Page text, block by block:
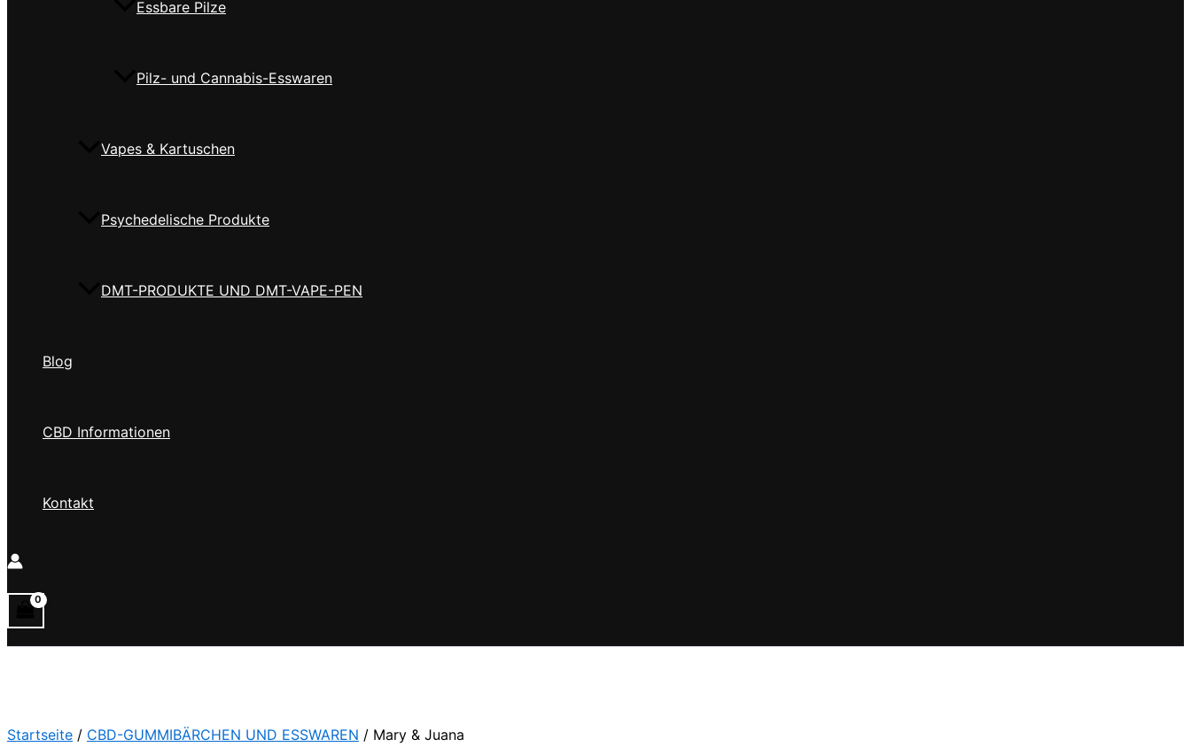
Essbare Pilze
Pilz- und Cannabis-Esswaren
Vapes & Kartuschen
Psychedelische Produkte
DMT-PRODUKTE UND DMT-VAPE-PEN
Blog
CBD Informationen
Kontakt
Startseite / CBD-GUMMIBÄRCHEN UND ESSWAREN / Mary & Juana